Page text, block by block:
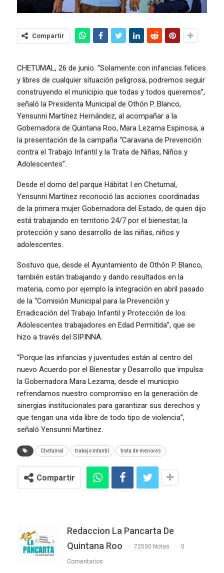
Compartir
CHETUMAL, 26 de junio. “Solamente con infancias felices
y libres de cualquier situación peligrosa, podremos seguir
construyendo el municipio que todas y todos queremos”,
señaló la Presidenta Municipal de Othón P. Blanco,
Yensunni Martínez Hernández, al acompañar a la
Gobernadora de Quintana Roo, Mara Lezama Espinosa, a
la presentación de la campaña “Caravana de Prevención
contra el Trabajo Infantil y la Trata de Niñas, Niños y
Adolescentes”.
Desde el domo del parque Hábitat I en Chetumal,
Yensunni Martínez reconoció las acciones coordinadas
de la primera mujer Gobernadora del Estado, de quien dijo
está trabajando en territorio 24/7 por el bienestar, la
protección y sano desarrollo de las niñas, niños y
adolescentes.
Sostuvo que, desde el Ayuntamiento de Othón P. Blanco,
también están trabajando y dando resultados en la
materia, como por ejemplo la integración en abril pasado
de la “Comisión Municipal para la Prevención y
Erradicación del Trabajo Infantil y Protección de los
Adolescentes trabajadores en Edad Permitida”, que se
hizo a través del SIPINNA.
“Porque las infancias y juventudes están al centro del
nuevo Acuerdo por el Bienestar y Desarrollo que impulsa
la Gobernadora Mara Lezama, desde el municipio
refrendamos nuestro compromiso en la generación de
sinergias institucionales para garantizar sus derechos y
que tengan una vida libre de todo tipo de violencia”,
señaló Yensunni Martínez.
Chetumal trabajo infantil trata de menores
Compartir
Redaccion La Pancarta De
Quintana Roo
72530 Notas 0
Comentarios